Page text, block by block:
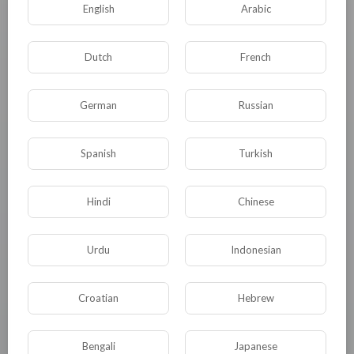
Poe Currency
09/11/21
English Arabic
Dutch French
German Russian
Spanish Turkish
Hindi Chinese
Urdu Indonesian
Croatian Hebrew
Bengali Japanese